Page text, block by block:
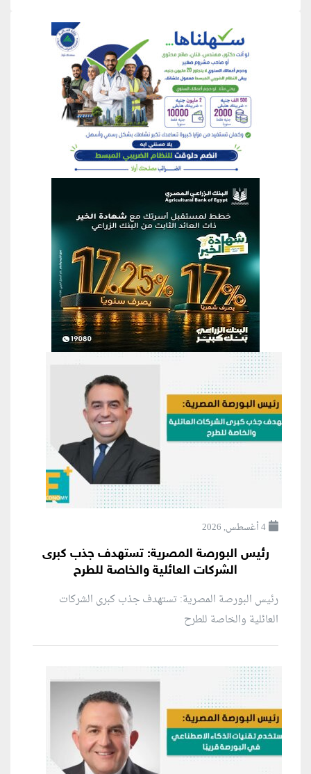
منطقة إعلانية
منطقة إعلانية
4 أغسطس, 2026
رئيس البورصة المصرية: تستهدف جذب كبرى
الشركات العائلية والخاصة للطرح
رئيس البورصة المصرية: تستهدف جذب كبرى الشركات
العائلية والخاصة للطرح